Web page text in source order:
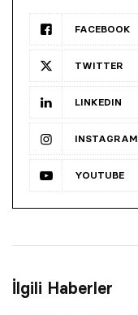
FACEBOOK
TWITTER
LINKEDIN
INSTAGRAM
YOUTUBE
İlgili Haberler